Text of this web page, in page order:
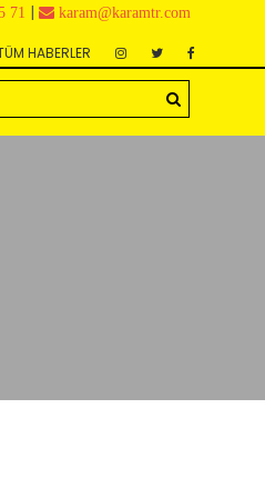
71 | karam@karamtr.com
HABERLER